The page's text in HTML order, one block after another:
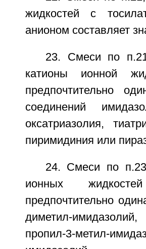
жидкостей с
анионом составляет
23. Смеси по
катионы ионной
предпочтительно
соединений
оксатриазолия,
пиримидиния или
24. Смеси по
ионных
предпочтительно
диметил-
пропил-3-метил-